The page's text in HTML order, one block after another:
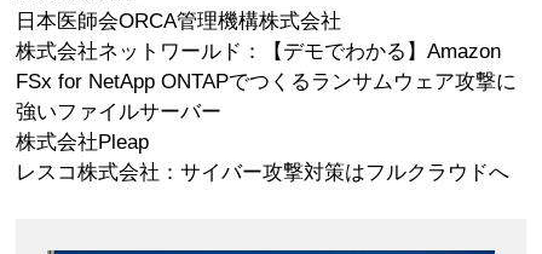
日本医師会ORCA管理機構株式会社
株式会社ネットワールド：【デモでわかる】Amazon
FSx for NetApp ONTAPでつくるランサムウェア攻撃に
強いファイルサーバー
株式会社Pleap
レスコ株式会社：サイバー攻撃対策はフルクラウドへ